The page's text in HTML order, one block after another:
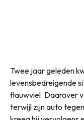
Twee jaar geleden
levensbedreigende
flauwviel. Daarover
terwijl zijn auto